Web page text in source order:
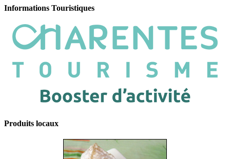
Informations Touristiques
Produits locaux